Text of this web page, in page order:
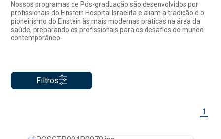
Nossos programas de Pós-graduação são desenvolvidos por
profissionais do Einstein Hospital Israelita e aliam a tradição e o
pioneirismo do Einstein às mais modernas práticas na área da
saúde, preparando os profissionais para os desafios do mundo
contemporâneo.
Filtros
1